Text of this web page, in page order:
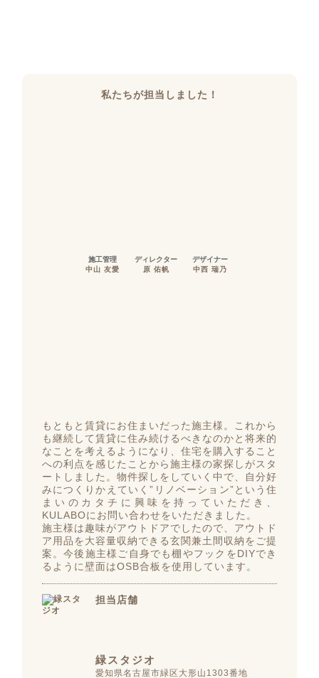
私たちが担当しました！
施工管理
中山 友愛
ディレクター
原 佑帆
デザイナー
中西 瑞乃
もともと賃貸にお住まいだった施主様。これから
も継続して賃貸に住み続けるべきなのかと将来的
なことを考えるようになり、住宅を購入すること
への利点を感じたことから施主様の家探しがスタ
ートしました。物件探しをしていく中で、自分好
みにつくりかえていく”リノベーション”という住
まいのカタチに興味を持っていただき、
KULABOにお問い合わせをいただきました。
施主様は趣味がアウトドアでしたので、アウトド
ア用品を大容量収納できる玄関兼土間収納をご提
案。今後施主様ご自身でも棚やフックをDIYでき
るように壁面はOSB合板を使用しています。
担当店舗
緑スタジオ
愛知県名古屋市緑区大形山1303番地